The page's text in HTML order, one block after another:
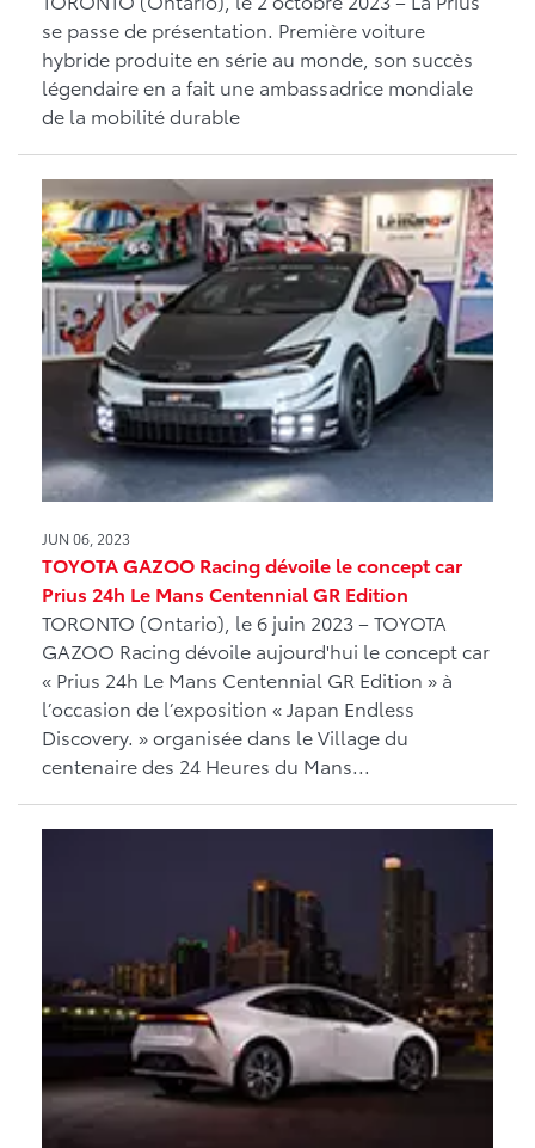
se passe de présentation. Première voiture
hybride produite en série au monde, son succès
légendaire en a fait une ambassadrice mondiale
de la mobilité durable
JUN 06, 2023
TOYOTA GAZOO Racing dévoile le concept car
Prius 24h Le Mans Centennial GR Edition
TORONTO (Ontario), le 6 juin 2023 – TOYOTA
GAZOO Racing dévoile aujourd'hui le concept car
« Prius 24h Le Mans Centennial GR Edition » à
l’occasion de l’exposition « Japan Endless
Discovery. » organisée dans le Village du
centenaire des 24 Heures du Mans...